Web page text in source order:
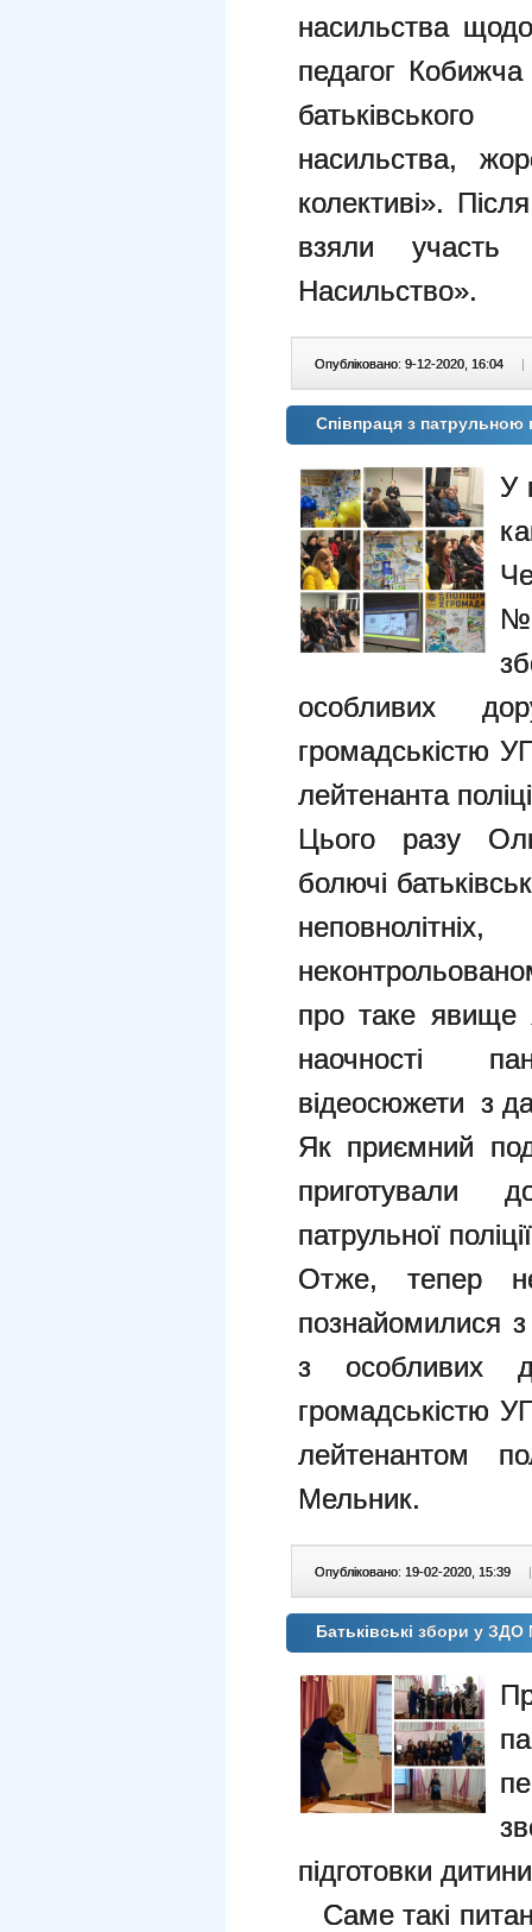
насильства щодо
педагог
насильства,
колективі».
взяли
Насильство».
Опубліковано: 9-12-2020, 16:04 |
Співпраця з патрульною
У
№
особливих
громадськістю
лейтенанта
Цього разу
болючі
про таке явище
наочності
відеосюжети з
Як приємний
приготували
патрульної
Отже, тепер
познайомилися
з особливих
громадськістю
лейтенантом
Мельник.
Опубліковано: 19-02-2020, 15:39 |
Батьківські збори у
підготовки
Саме такі